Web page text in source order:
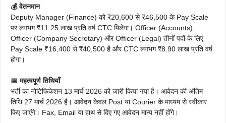
💰 वेतनमान
Deputy Manager (Finance) को ₹20,600 से ₹46,500 के Pay Scale
पर लगभग ₹11.25 लाख प्रति वर्ष CTC मिलेगा। Officer (Accounts),
Officer (Company Secretary) और Officer (Legal) तीनों पदों के लिए
Pay Scale ₹16,400 से ₹40,500 है और CTC लगभग ₹8.90 लाख प्रति वर्ष
होगा।
📅 महत्वपूर्ण तिथियाँ
भर्ती का नोटिफिकेशन 13 मार्च 2026 को जारी किया गया है। आवेदन की अंतिम
तिथि 27 मार्च 2026 है। आवेदन केवल Post या Courier के माध्यम से स्वीकार
किए जाएंगे। Fax, Email या हाथ से दिए गए आवेदन मान्य नहीं होंगे।